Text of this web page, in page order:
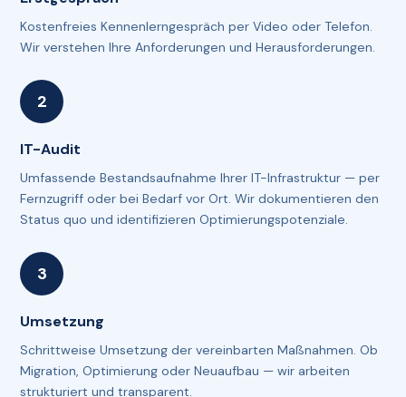
Kostenfreies Kennenlerngespräch per Video oder Telefon.
Wir verstehen Ihre Anforderungen und Herausforderungen.
IT-Audit
Umfassende Bestandsaufnahme Ihrer IT-Infrastruktur — per
Fernzugriff oder bei Bedarf vor Ort. Wir dokumentieren den
Status quo und identifizieren Optimierungspotenziale.
Umsetzung
Schrittweise Umsetzung der vereinbarten Maßnahmen. Ob
Migration, Optimierung oder Neuaufbau — wir arbeiten
strukturiert und transparent.